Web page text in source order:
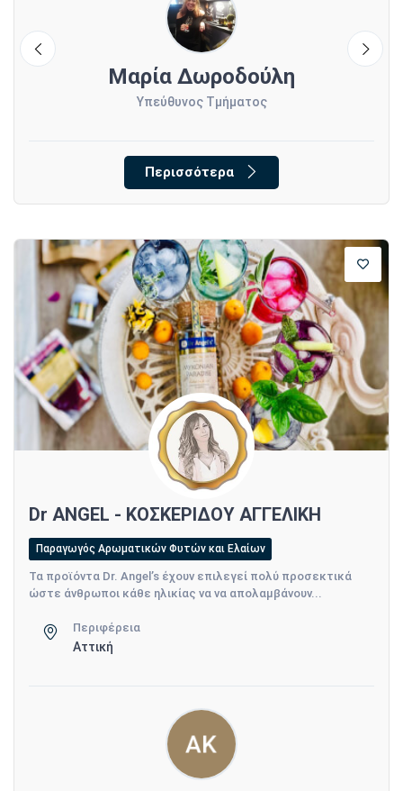
Μαρία Δωροδούλη
Υπεύθυνος Τμήματος
Περισσότερα
Dr ANGEL - ΚΟΣΚΕΡΙΔΟΥ ΑΓΓΕΛΙΚΗ
Παραγωγός Αρωματικών Φυτών και Ελαίων
Τα προϊόντα Dr. Angel’s έχουν επιλεγεί πολύ προσεκτικά
ώστε άνθρωποι κάθε ηλικίας να να απολαμβάνουν...
Περιφέρεια
Αττική